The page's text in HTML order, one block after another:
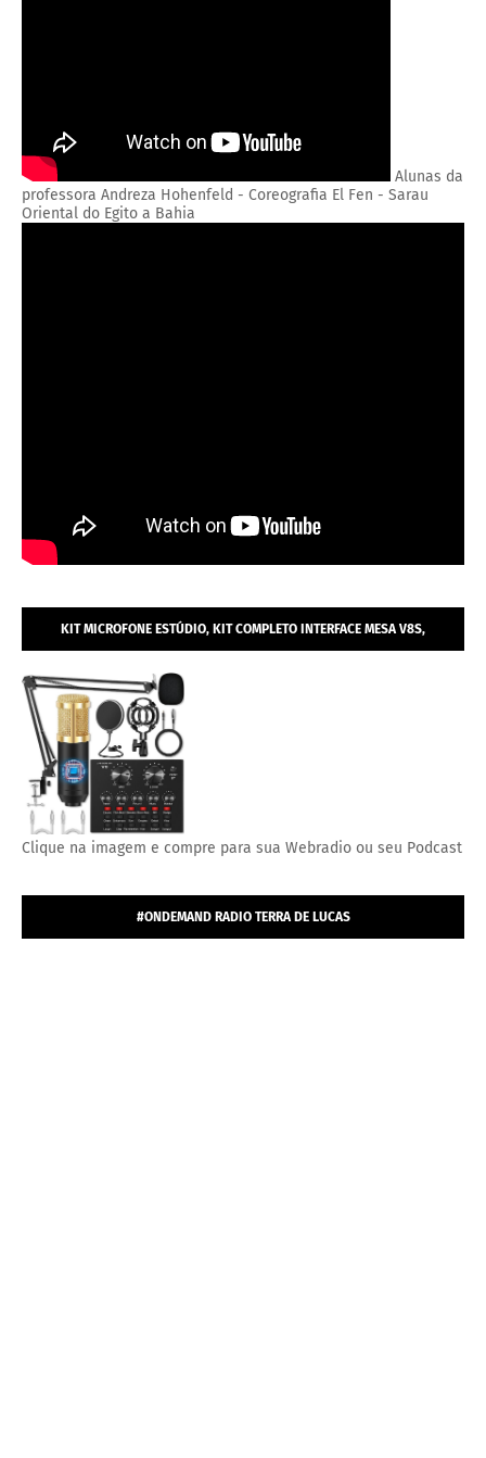
Alunas da
professora Andreza Hohenfeld - Coreografia El Fen - Sarau
Oriental do Egito a Bahia
KIT MICROFONE ESTÚDIO, KIT COMPLETO INTERFACE MESA V8S,
MICROFONE ESTÚDIO PROFISSIONAL CONDENSADOR.
Clique na imagem e compre para sua Webradio ou seu Podcast
#ONDEMAND RADIO TERRA DE LUCAS